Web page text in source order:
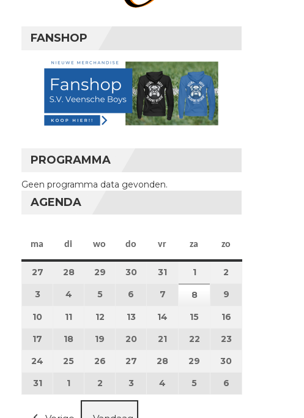
FANSHOP
PROGRAMMA
Geen programma data gevonden.
AGENDA
ma maandag
di dinsdag
wo woensdag
do donderdag
vr vrijdag
za zaterdag
zo
27 27 juli 2026
28 28 juli 2026
29 29 juli 2026
3030 juli 2026
31 31 juli 2026
11 augustus 2026
2
3 3 augustus 2026
4 4 augustus 2026
55 augustus 2026
6 6 augustus 2026
7 7 augustus 2026
88 augustus 2026
9
10 10 augustus 2026
11 11 augustus 2026
12 12 augustus 2026
13 13 augustus 2026
14 14 augustus 2026
15 15 augustus 2026
16
17 17 augustus 2026
18 18 augustus 2026
19 19 augustus 2026
20 20 augustus 2026
21 21 augustus 2026
22 22 augustus 2026
23
24 24 augustus 2026
25 25 augustus 2026
26 26 augustus 2026
27 27 augustus 2026
28 28 augustus 2026
29 29 augustus 2026
30
3131 augustus 2026
1 1 september 2026
2 2 september 2026
3 3 september 2026
4 4 september 2026
5 5 september 2026
6